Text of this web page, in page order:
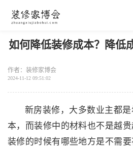
如何降低装修成本？降低
作者：装修家博会
2024-11-12 09:51:02
新房装修，大多数业主都
本，而装修中的材料也不是越
装修的时候有哪些地方是不需